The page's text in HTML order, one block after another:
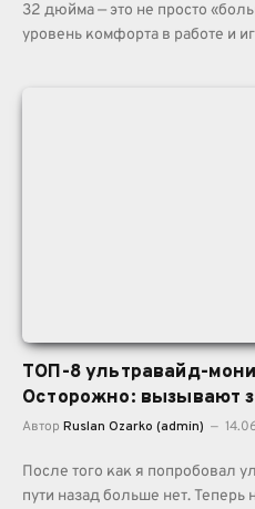
32 дюйма — это не просто
уровень комфорта в работе и
ТОП-8 ультравайд-
Осторожно: вызывают
Автор Ruslan Ozarko (admin)
После того как я попробовал
пути назад больше нет. Теперь